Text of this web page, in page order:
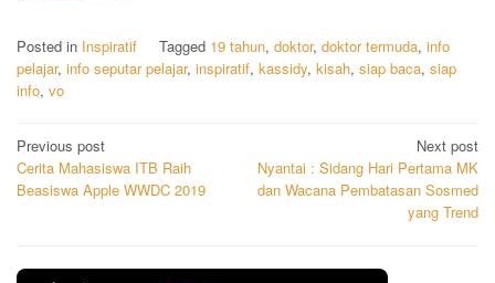
Posted in Inspiratif Tagged 19 tahun, doktor, doktor termuda, info
pelajar, info seputar pelajar, inspiratif, kassidy, kisah, siap baca, siap
info, vo
Post
navigation
Previous post
Cerita Mahasiswa ITB Raih
Beasiswa Apple WWDC 2019
Next post
Nyantai : Sidang Hari Pertama MK
dan Wacana Pembatasan Sosmed
yang Trend